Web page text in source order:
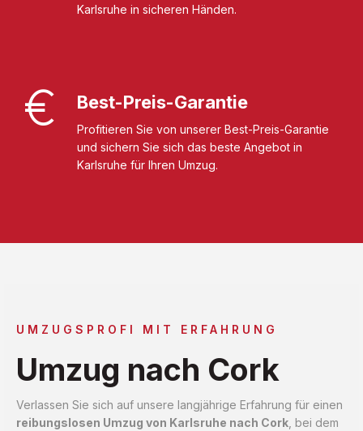
Karlsruhe in sicheren Händen.
Best-Preis-Garantie
Profitieren Sie von unserer Best-Preis-Garantie
und sichern Sie sich das beste Angebot in
Karlsruhe für Ihren Umzug.
UMZUGSPROFI MIT ERFAHRUNG
Umzug nach Cork
Verlassen Sie sich auf unsere langjährige Erfahrung für einen
reibungslosen Umzug von Karlsruhe nach Cork , bei dem